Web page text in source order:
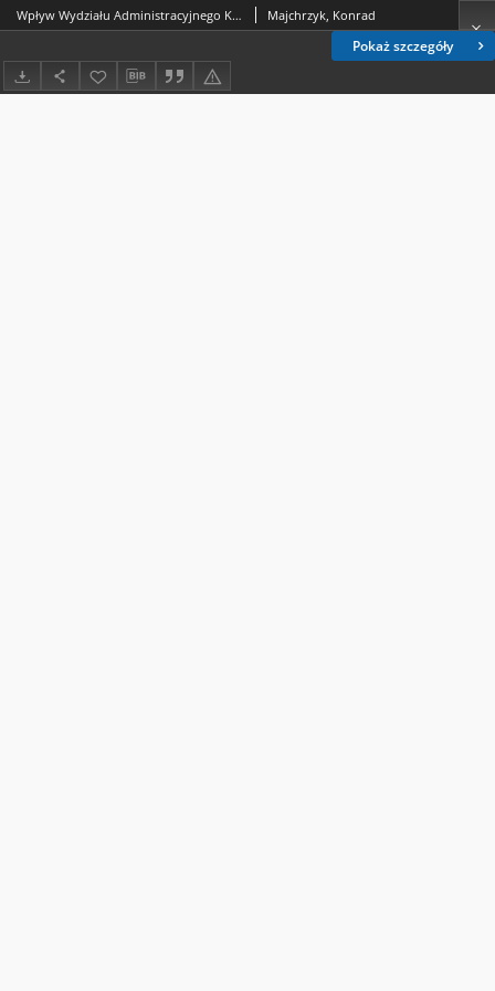
Pokaż szczegóły
Wpływ Wydziału Administracyjnego Komitetu Wojewódzkiego Polskiej Zjednoczonej Partii Robotniczej na władzę sądowniczą w latach 1956-1975 : wybrane problemy Majchrzyk, Konrad